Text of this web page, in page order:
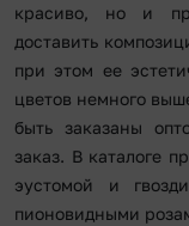
красиво, но и
доставить
при этом ее
цветов немного
быть заказаны
заказ. В каталоге
эустомой и
пионовидными